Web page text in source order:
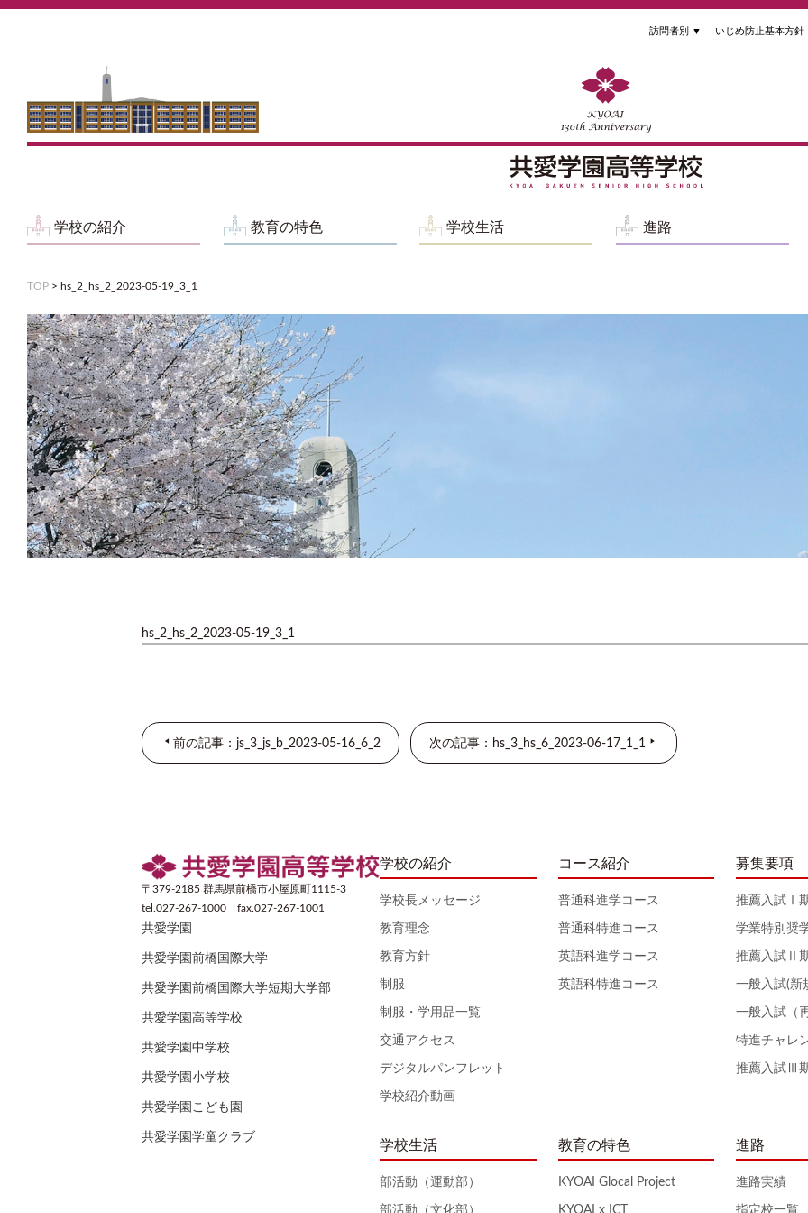
訪問者別 ▼ いじめ防止基本方針
学校の紹介 教育の特色 学校生活 進路
TOP > hs_2_hs_2_2023-05-19_3_1
hs_2_hs_2_2023-05-19_3_1
前の記事：js_3_js_b_2023-05-16_6_2 次の記事：hs_3_hs_6_2023-06-17_1_1
〒379-2185 群馬県前橋市小屋原町1115-3
tel.027-267-1000 fax.027-267-1001
共愛学園
共愛学園前橋国際大学
共愛学園前橋国際大学短期大学部
共愛学園高等学校
共愛学園中学校
共愛学園小学校
共愛学園こども園
共愛学園学童クラブ
学校の紹介
学校長メッセージ
教育理念
教育方針
制服
制服・学用品一覧
交通アクセス
デジタルパンフレット
学校紹介動画
学校生活
部活動（運動部）
部活動（文化部）
コース紹介
普通科進学コース
普通科特進コース
英語科進学コース
英語科特進コース
教育の特色
KYOAI Glocal Project
KYOAI x ICT
募集要項
推薦入試Ⅰ
学業特別奨
推薦入試Ⅱ
一般入試(新
一般入試（
特進チャレ
推薦入試Ⅲ
進路
進路実績
指定校一覧